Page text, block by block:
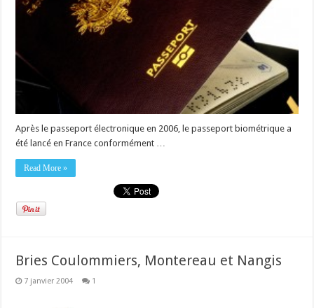
Après le passeport électronique en 2006, le passeport biométrique a
été lancé en France conformément …
Read More »
Bries Coulommiers, Montereau et Nangis
7 janvier 2004 1